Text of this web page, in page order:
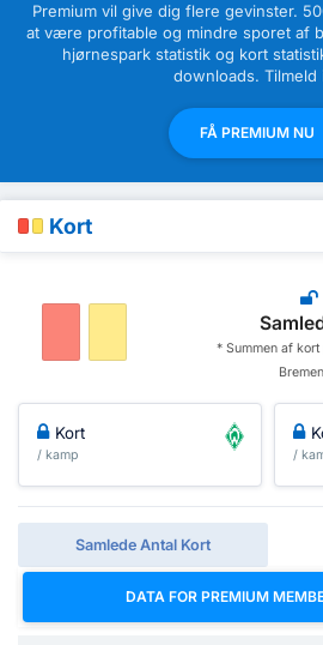
Premium vil give dig flere gevinster.
at være profitable og mindre sporet af
hjørnespark statistik og kort
downloads. Tilmeld
FÅ PREMIUM NU
Kort
* Summen af
Kort
/ kamp /
Samlede Antal Kort
DATA FOR PREMIUM